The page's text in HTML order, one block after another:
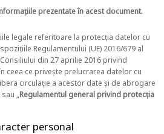
prezentate în acest document.
legale referitoare la protecția datelor cu
Regulamentului (UE) 2016/679 al
din 27 aprilie 2016 privind
ceea ce privește prelucrarea datelor cu
circulație a acestor date și de abrogare
sau „Regulamentul general privind protecția
personal